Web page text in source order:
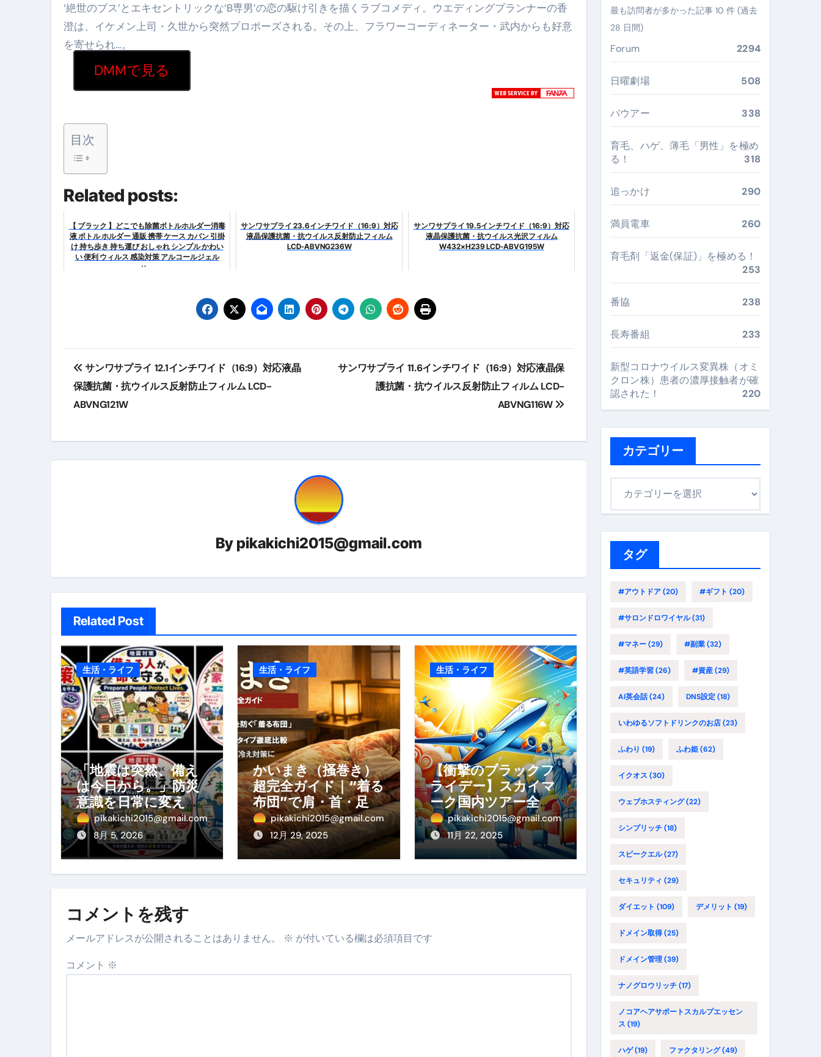
新春スペシャルセール完全ガイド：国内航空券＋ホテルが“セット割”で最安級！ スカイマーク／Peach／FDA／ソラシドエアを目的別に選ぶコツと、失敗し
【ムームードメイン】 【.site】今注目のドメインをご紹介
何をするサイトか”が一目で伝わる。いま選ばれている新定番ドメイン
ブルーベリーを毎日食べたらどうなるの？②【30秒でわかる効果まとめ】#ダイエット #筋トレ #美容 #健康 #雑学 #ナレーター #小林将大
【最新版】掛け布団の選び方“完全攻略”｜シンサレート・羽毛・人工羽毛・調温・吸湿発熱…あなたの寝室に最適解を出す快眠ガイド
【アシストステッパー】ハンドル付き・筋力アシスト・ツイスト・天然木まで徹底分類！室内で“足腰と体幹”を育てる選び方＆続け方ガイド
【2026年最新保存版】エアトリ超新春セール＆セット割完全攻略ガイド｜海外・国内旅行を最安値で実現する究極の旅術
「3秒で整う、新しい栄養補給」 飲むミスト（IN MIST）とは何か──「飲む」という行為を再定義する新しいサプリ体験
磁気ネックレスは「首に着けるだけ」じゃない。日常の“重だるさ”を軽くする選択肢
【最新】手袋の選び方 完全ガイド｜スマホ対応・防寒・撥水・作業用（ニトリル/ビニール）まで目的別に失敗しない
電気カミソリ完全ガイド｜深剃り・肌へのやさしさ・防水・充電方式まで失敗しない選び方
失敗しない「爪切り」完全ガイド：高級クリッパー・ニッパー・電動まで、硬い爪／巻き爪／飛び散り対策の選び方
失敗しない「カニ」完全ガイド：ズワイ・タラバ・ポーション・カット済みの選び方と、年末年始に“満足度MAX”で食べるコツ
松前漬とは何か──北海道の海と暮らしが生んだ“完成された保存食文化”
スイーツ完全ガイド ― 人生を少しだけ甘くする、現代スイーツ文化のすべて ―
「地震は突然、備えは今日から。」防災意識を日常に変える地震対策ステッカー
‘絶世のブス’とエキセントリックな‘B専男’の恋の駆け引きを描くラブコメディ。ウエディングプランナーの香
澄は、イケメン上司・久世から突然プロポーズされる。その上、フラワーコーディネーター・武内からも好意
を寄せられ…。
DMMで見る
目次
Related posts:
【 ブラック 】どこでも除菌ボトルホルダー消毒
液 ボトル ホルダー 通販 携帯 ケース カバン 引掛
け 持ち歩き 持ち運び おしゃれ シンプル かわい
い 便利 ウィルス 感染対策 アルコールジェル
ハ...
サンワサプライ 23.6インチワイド（16:9）対応
液晶保護抗菌・抗ウイルス反射防止フィルム
LCD-ABVNG236W
サンワサプライ 19.5インチワイド（16:9）対応
液晶保護抗菌・抗ウイルス光沢フィルム
W432×H239 LCD-ABVG195W
投
稿
ナ
ビ
ゲ
サンワサプライ 12.1インチワイド（16:9）対応液晶
保護抗菌・抗ウイルス反射防止フィルム LCD-
ABVNG121W
サンワサプライ 11.6インチワイド（16:9）対応液晶保
護抗菌・抗ウイルス反射防止フィルム LCD-
ABVNG116W
By pikakichi2015@gmail.com
Related Post
生活・ライフ
「地震は突然、備え
は今日から。」防災
意識を日常に変える
地震対策ステッカー
pikakichi2015@gmail.com
8月 5, 2026
生活・ライフ
かいまき（掻巻き）
超完全ガイド｜“着る
布団”で肩・首・足元
の冷えを根こそぎ防
ぐ！素材別おすす
め・選び方・洗い
pikakichi2015@gmail.com
12月 29, 2025
生活・ライフ
【衝撃のブラックフ
ライデー】スカイマ
ーク国内ツアー全路
線が大特価！年末年
始・春休みを贅沢に
過ごす賢い予約ガイ
pikakichi2015@gmail.com
11月 22, 2025
コメントを残す
メールアドレスが公開されることはありません。 ※ が付いている欄は必須項目です
コメント ※
最も訪問者が多かった記事 10 件 (過去
28 日間)
Forum 2294
日曜劇場 508
バウアー 338
育毛、ハゲ、薄毛「男性」を極め
る！
318
追っかけ 290
満員電車 260
育毛剤「返金(保証)」を極める！
253
番協 238
長寿番組 233
新型コロナウイルス変異株（オミ
クロン株）患者の濃厚接触者が確
認された！
220
カテゴリー
タグ
#アウトドア(20) #ギフト (20)
#サロンドロワイヤル(31)
#マネー(29) #副業(32)
#英語学習(26) #資産(29)
AI英会話(24) DNS設定(18)
いわゆるソフトドリンクのお店(23)
ふわり (19) ふわ姫(62)
イクオス (30)
ウェブホスティング(22)
シンプリッチ(18)
スピークエル(27)
セキュリティ (29)
ダイエット (109) デメリット (19)
ドメイン取得(25)
ドメイン管理(39)
ナノグロウリッチ(17)
ノコアヘアサポートスカルプエッセン
ス (19)
ハゲ(19) ファクタリング(49)